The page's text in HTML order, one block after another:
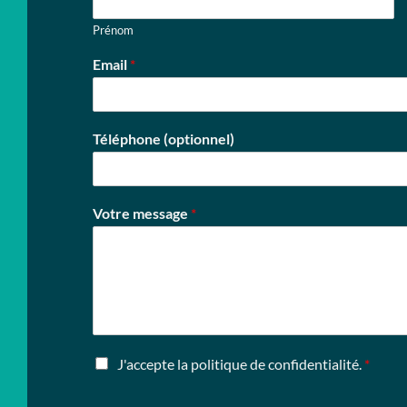
Prénom
Email *
Téléphone (optionnel)
Votre message *
R
J'accepte la politique de confidentialité. *